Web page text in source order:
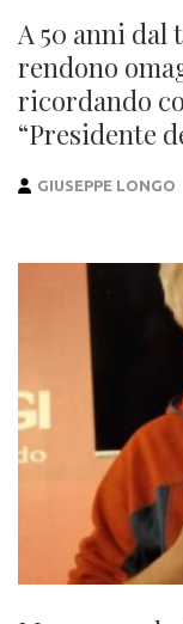
A 50 anni
rendono
ricordando
“Presidente
GIUSEPPE LONGO